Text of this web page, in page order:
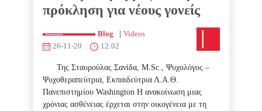
πρόκληση για νέους γονείς
Blog | Videos
26-11-20
12:02
Της Σταυρούλας Σανίδα, M.Sc., Ψυχολόγος –
Ψυχοθεραπεύτρια, Εκπαιδεύτρια Λ.Α.Θ.
Πανεπιστημίου Washington Η ανακοίνωση μιας
χρόνιας ασθένειας έρχεται στην οικογένεια με τη